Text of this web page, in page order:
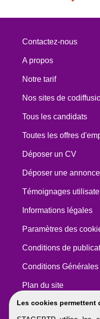
Les cookies permettent
Contactez-nous
A propos
Notre tarif
Nos sites de
Tous les candidats
Toutes les offres
Déposer un CV
Déposer une annonce
Témoignages
Informations légales
Paramètres des
Conditions de
Conditions Générales
Plan du site